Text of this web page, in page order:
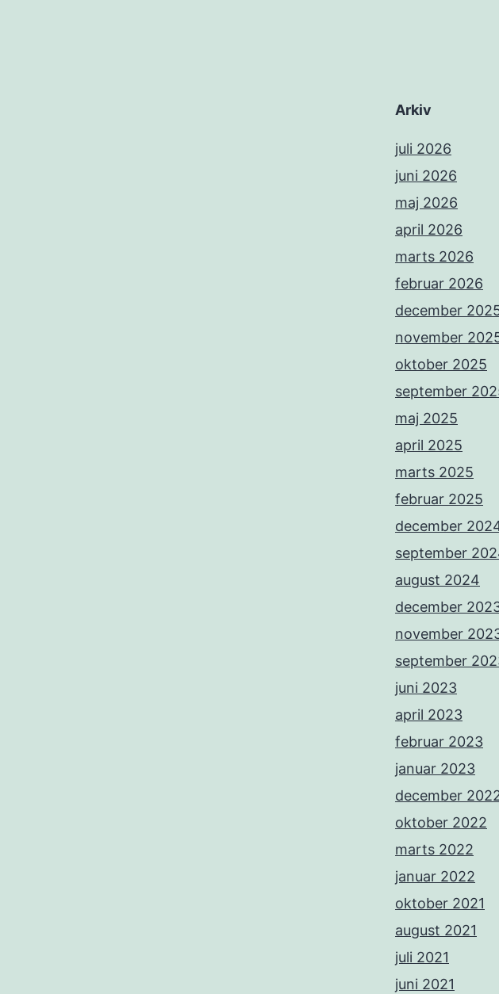
Arkiv
juli 2026
juni 2026
maj 2026
april 2026
marts 2026
februar 2026
december
november
oktober 2025
september
maj 2025
april 2025
marts 2025
februar 2025
december
september
august 2024
december
november
september
juni 2023
april 2023
februar 2023
januar 2023
december
oktober 2022
marts 2022
januar 2022
oktober 2021
august 2021
juli 2021
juni 2021